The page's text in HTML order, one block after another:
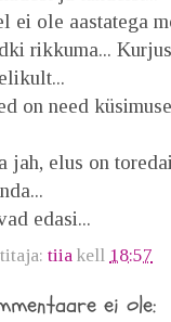
ei ole aastatega
rikkuma...
on need
jah, elus on
edasi...
tiia kell 18:57
ei ole: